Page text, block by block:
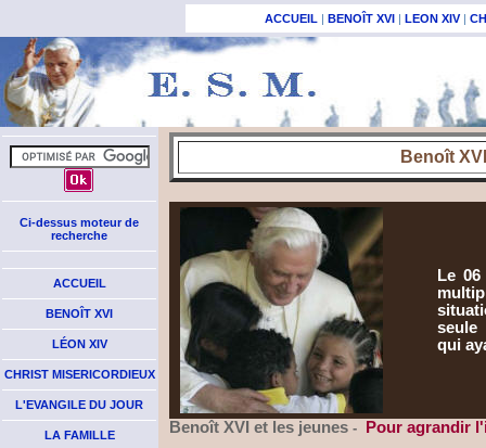
ACCUEIL | BENOÎT XVI | LEON XIV|
Ci-dessus moteur de
recherche
ACCUEIL
BENOÎT XVI
LÉON XIV
CHRIST MISERICORDIEUX
L'EVANGILE DU JOUR
LA FAMILLE
Benoît
Le
seule
qui
Benoît XVI et les jeunes - Pour agrandir